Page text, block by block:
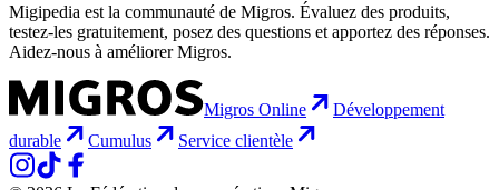
Migipedia est la communauté de Migros. Évaluez des produits,
testez-les gratuitement, posez des questions et apportez des réponses.
Aidez-nous à améliorer Migros.
Migros Online
Développement
durable
Cumulus Service clientèle